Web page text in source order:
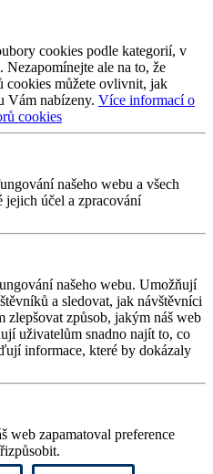
cookies podle kategorií, v
Nezapomínejte ale na to, že
cookies můžete ovlivnit, jak
Vám nabízeny. Více informací o
cookies
našeho webu a všech
jejich účel a zpracování
našeho webu. Umožňují
a sledovat, jak návštěvníci
zlepšovat způsob, jakým náš web
uživatelům snadno najít to, co
informace, které by dokázaly
web zapamatoval preference